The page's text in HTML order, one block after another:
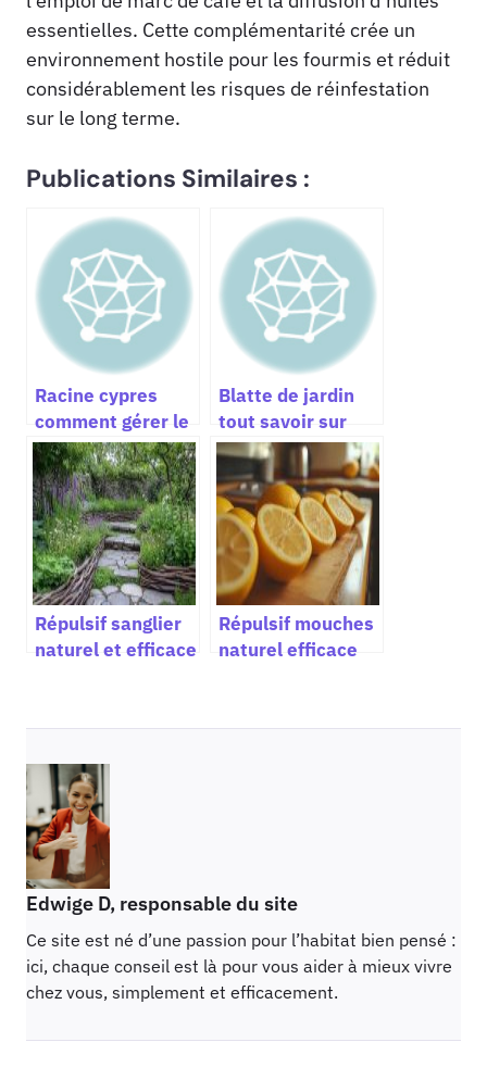
essentielles. Cette complémentarité crée un
environnement hostile pour les fourmis et réduit
considérablement les risques de réinfestation
sur le long terme.
Publications Similaires :
Racine cypres
comment gérer le
système racinaire
et prévenir les
dégâts sur les
infrastructures
Blatte de jardin
tout savoir sur
l’identification le
comportement et
la gestion dans
l’habitat
Répulsif sanglier
naturel et efficace
verger sans
Répulsif mouches
naturel efficace
solutions
Edwige D, responsable du site
Ce site est né d’une passion pour l’habitat bien pensé :
ici, chaque conseil est là pour vous aider à mieux vivre
chez vous, simplement et efficacement.